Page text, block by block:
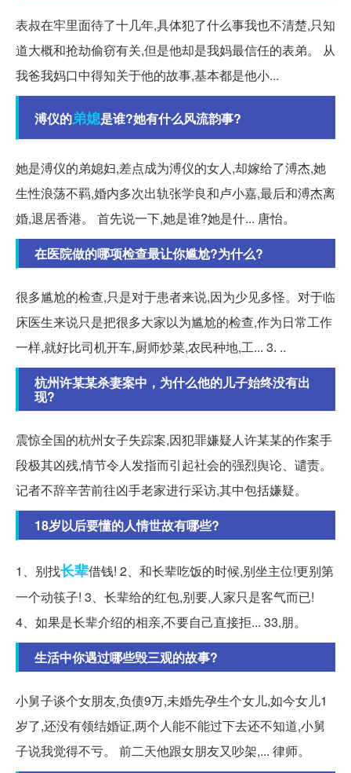
表叔在牢里面待了十几年,具体犯了什么事我也不清楚,只知
道大概和抢劫偷窃有关,但是他却是我妈最信任的表弟。 从
我爸我妈口中得知关于他的故事,基本都是他小...
溥仪的弟媳是谁?她有什么风流韵事?
她是溥仪的弟媳妇,差点成为溥仪的女人,却嫁给了溥杰,她
生性浪荡不羁,婚内多次出轨张学良和卢小嘉,最后和溥杰离
婚,退居香港。 首先说一下,她是谁?她是什... 唐怡。
在医院做的哪项检查最让你尴尬?为什么?
很多尴尬的检查,只是对于患者来说,因为少见多怪。对于临
床医生来说只是把很多大家以为尴尬的检查,作为日常工作
一样,就好比司机开车,厨师炒菜,农民种地,工... 3. ..
杭州许某某杀妻案中，为什么他的儿子始终没有出
现?
震惊全国的杭州女子失踪案,因犯罪嫌疑人许某某的作案手
段极其凶残,情节令人发指而引起社会的强烈舆论、谴责。
记者不辞辛苦前往凶手老家进行采访,其中包括嫌疑。
18岁以后要懂的人情世故有哪些?
1、别找长辈借钱! 2、和长辈吃饭的时候,别坐主位!更别第
一个动筷子! 3、长辈给的红包,别要,人家只是客气而已!
4、如果是长辈介绍的相亲,不要自己直接拒... 33,朋。
生活中你遇过哪些毁三观的故事?
小舅子谈个女朋友,负债9万,未婚先孕生个女儿,如今女儿1
岁了,还没有领结婚证,两个人能不能过下去还不知道,小舅
子说我觉得不亏。 前二天他跟女朋友又吵架,... 律师。